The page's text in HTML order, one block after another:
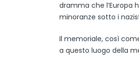
dramma che l’Europa
minoranze sotto i
Il memoriale, così
a questo luogo della